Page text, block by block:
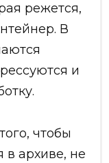
режется,
В
и
чтобы
архиве, не